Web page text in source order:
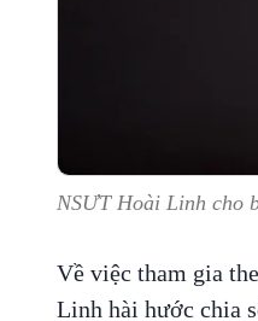
NSƯT Hoài Linh cho
Về việc tham gia
Linh hài hước chia